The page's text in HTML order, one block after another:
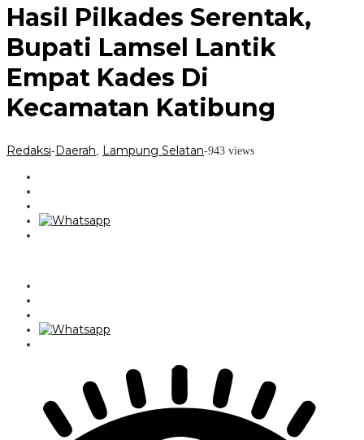
Katibung
Hasil Pilkades Serentak,
Bupati Lamsel Lantik
Empat Kades Di
Kecamatan Katibung
Redaksi-Daerah Lampung Selatan-943 views